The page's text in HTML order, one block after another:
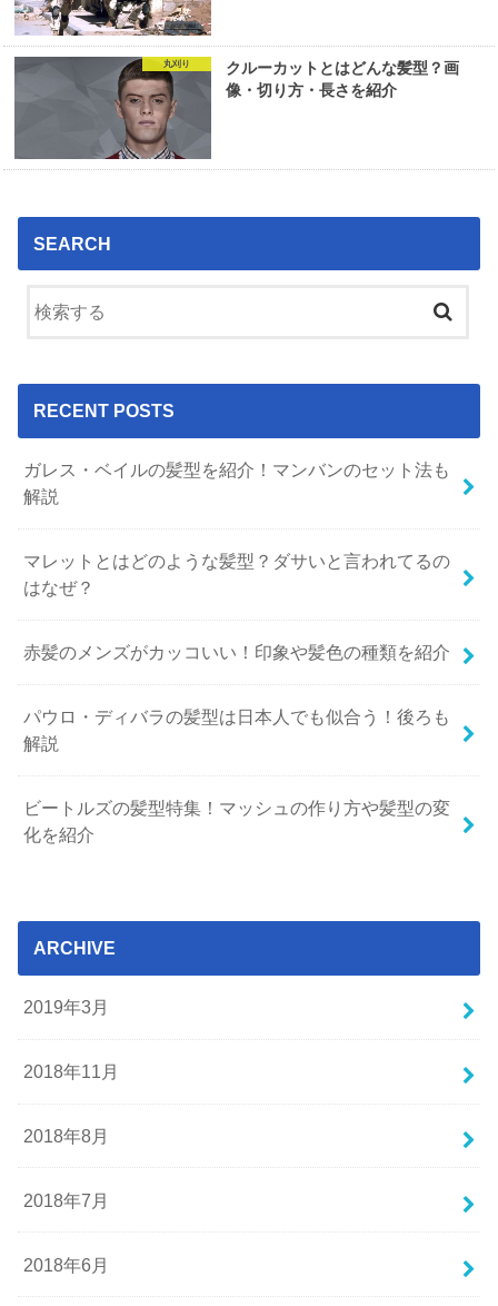
丸刈り
クルーカットとはどんな髪型？画
像・切り方・長さを紹介
SEARCH
RECENT POSTS
ガレス・ベイルの髪型を紹介！マンバンのセット法も
解説
マレットとはどのような髪型？ダサいと言われてるの
はなぜ？
赤髪のメンズがカッコいい！印象や髪色の種類を紹介
パウロ・ディバラの髪型は日本人でも似合う！後ろも
解説
ビートルズの髪型特集！マッシュの作り方や髪型の変
化を紹介
ARCHIVE
2019年3月
2018年11月
2018年8月
2018年7月
2018年6月